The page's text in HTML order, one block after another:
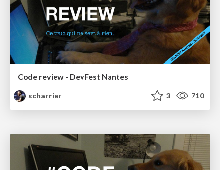
Code review - DevFest Nantes
scharrier
3 710